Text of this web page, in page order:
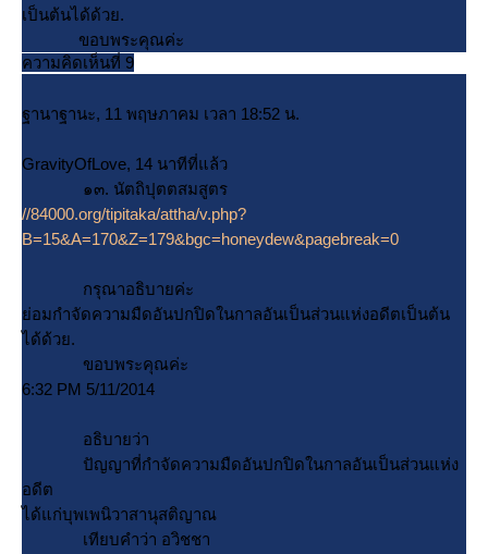
เป็นต้นได้ด้วย.
ขอบพระคุณค่ะ
ความคิดเห็นที่ 9
ฐานาฐานะ, 11 พฤษภาคม เวลา 18:52 น.
GravityOfLove, 14 นาทีที่แล้ว
๑๓. นัตถิปุตตสมสูตร
//84000.org/tipitaka/attha/v.php?
B=15&A=170&Z=179&bgc=honeydew&pagebreak=0
กรุณาอธิบายค่ะ
่อมกำจัดความมืดอันปกปิดในกาลอันเป็นส่วนแห่งอดีตเป็นต้น
ได้ด้วย.
ขอบพระคุณค่ะ
6:32 PM 5/11/2014
อธิบายว่า
ปัญญาที่กำจัดความมืดอันปกปิดในกาลอันเป็นส่วนแห่ง
อดีต
ได้แก่บุพเพนิวาสานุสติญาณ
เทียบคำว่า อวิชชา